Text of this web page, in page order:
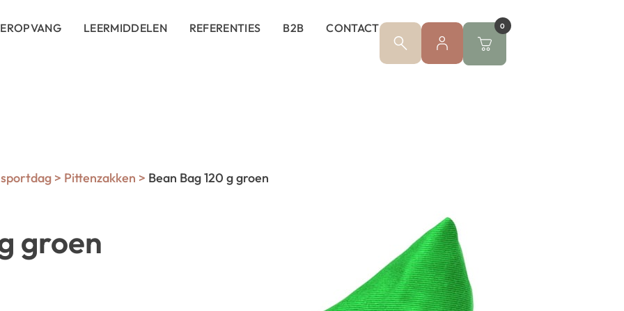
LEERMIDDELEN REFERENTIES B2B CONTACT 0
> Pittenzakken > Bean Bag 120 g groen
groen